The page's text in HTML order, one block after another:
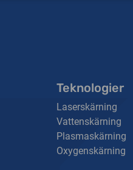
Teknologier
Laserskärning
Vattenskärning
Plasmaskärning
Oxygenskärning